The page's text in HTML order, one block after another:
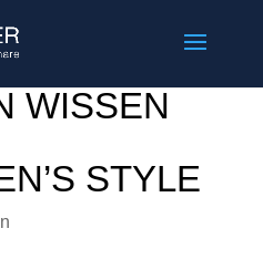
WISSEN
STYLE